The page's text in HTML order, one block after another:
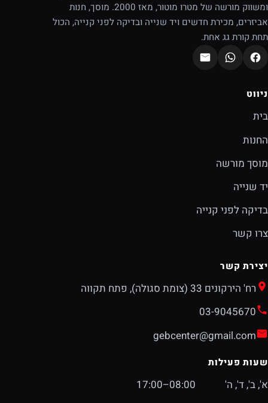
ומשווק מורשה של מטרו מוטור, מאז 2000. מוסך, חנות
אביזרים, מכירת חדשים ויד שנייה ובדיקה לפני קנייה, הכול
תחת קורת גג אחת.
ניווט
בית
החנות
מוסך מורשה
יד שנייה
בדיקה לפני קנייה
צרו קשר
יצירת קשר
רח' הירקונים 33 (צומת סגולה), פתח תקווה
03-9045670
gebcenter@gmail.com
שעות פעילות
א', ב', ד', ה'
08:00–17:00